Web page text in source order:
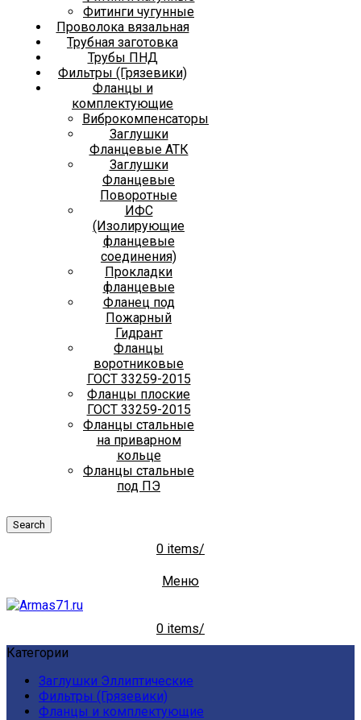
Фитинги чугунные
Проволока вязальная
Трубная заготовка
Трубы ПНД
Фильтры (Грязевики)
Фланцы и
комплектующие
Виброкомпенсаторы
Заглушки
Фланцевые АТК
Заглушки
Фланцевые
Поворотные
ИФС
(Изолирующие
фланцевые
соединения)
Прокладки
фланцевые
Фланец под
Пожарный
Гидрант
Фланцы
воротниковые
ГОСТ 33259-2015
Фланцы плоские
ГОСТ 33259-2015
Фланцы стальные
на приварном
кольце
Фланцы стальные
под ПЭ
Search
0 items/
Меню
0 items/
Категории
Заглушки Эллиптические
Фильтры (Грязевики)
Фланцы и комплектующие